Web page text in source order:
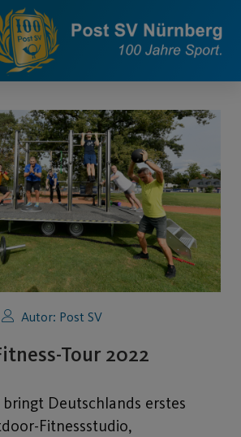
Autor: Post SV
Tour 2022
bringt Deutschlands erstes
Fitnessstudio,